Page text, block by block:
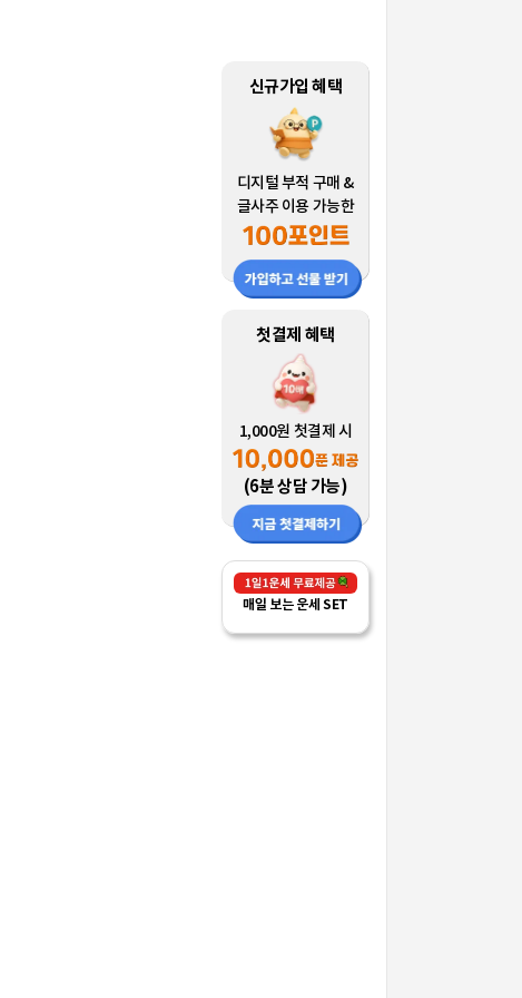
신규가입 혜택
디지털 부적 구매 &
글사주 이용 가능한
첫결제 혜택
1,000원 첫결제 시
(6분 상담 가능)
매일 보는 운세 SET